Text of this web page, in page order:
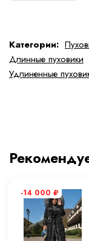
утончённость
и свежести
элементом
• Мех: натуральный
Длина: миди
Застёжка:
Категории:
Длинные пуховики
Удлиненные
-14 000 ₽